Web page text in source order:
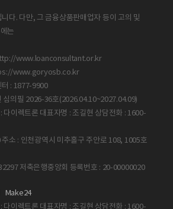
다. 다만, 그 금융상품판매업자 등이 고의 및
는
www.loanconsultant.or.kr
www.goryosb.co.kr
: 1877-9900
심의필 2026-36호(2026.04.10~2027.04.09)
다이렉트론 대표자명 : 조길현 상담전화 : 1600-
소 : 인천광역시 미추홀구 주안로 108, 1005호
사업자등록번호 : 502-86-32297 저축은행중앙회 등록번호 : 20-00000020
Make24
다이렉트론 대표자명 : 조길현 상담전화 : 1600-